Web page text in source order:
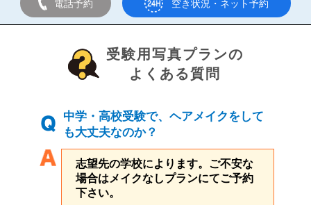
電話予約 空き状況・ネット予約
受験用写真プランの
よくある質問
中学・高校受験で、ヘアメイクをして
も大丈夫なのか？
志望先の学校によります。ご不安な
場合はメイクなしプランにてご予約
下さい。